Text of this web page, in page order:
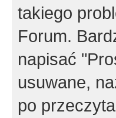
takiego
Forum.
napisać
usuwane,
po